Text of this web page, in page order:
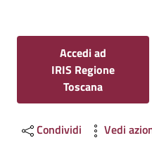
Accedi ad
IRIS Regione
Toscana
Condividi Vedi